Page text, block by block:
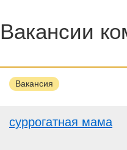
Вакансии
Вакансия
суррогатная мама